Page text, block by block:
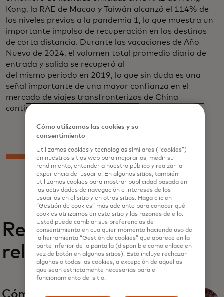
Kong, la RAE de Macao y Taiwán alcanzó el 114% de
los niveles previos a la pandemia 1, lo que muestra un
importante impulso de recuperación en los destinos
de corta distancia. Durante las vacaciones de Año
Nuevo de 2024, el volumen total promedio diario de
entrada y salida se recuperó al
del mismo periodo en 2019, lo que sin duda es una
señal importante de una mayor confianza en el
mercado de viajes transfronterizos de China
continental.
Reportes
relacionados
se abre en una pestaña nueva
Cómo utilizamos las cookies y su
consentimiento
Utilizamos cookies y tecnologías similares (“cookies”)
en nuestros sitios web para mejorarlos, medir su
rendimiento, entender a nuestro público y realzar la
experiencia del usuario. En algunos sitios, también
utilizamos cookies para mostrar publicidad basada en
las actividades de navegación e intereses de los
usuarios en el sitio y en otros sitios. Haga clic en
“Gestión de cookies” más adelante para conocer qué
cookies utilizamos en este sitio y las razones de ello.
Usted puede cambiar sus preferencias de
consentimiento en cualquier momento haciendo uso de
la herramienta “Gestión de cookies” que aparece en la
parte inferior de la pantalla (disponible como enlace en
vez de botón en algunos sitios). Esto incluye rechazar
algunas o todas las cookies, a excepción de aquellas
que sean estrictamente necesarias para el
funcionamiento del sitio.